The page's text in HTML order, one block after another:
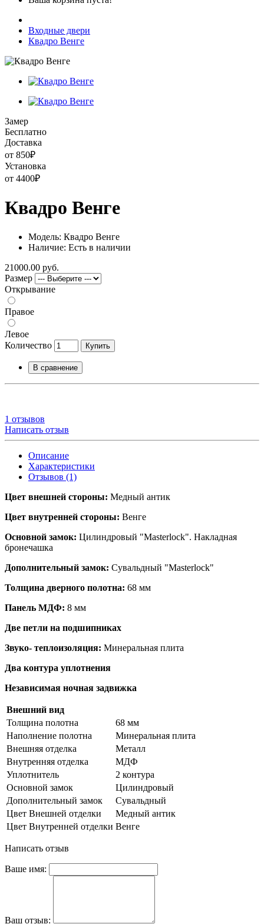
Входные двери
Квадро Венге
Замер
Бесплатно
Доставка
от 850₽
Установка
от 4400₽
Квадро Венге
Модель: Квадро Венге
Наличие: Есть в наличии
21000.00 руб.
Размер
Открывание
Правое
Левое
Количество
Купить
В сравнение
1 отзывов
Написать отзыв
Описание
Характеристики
Отзывов (1)
Цвет внешней стороны: Медный антик
Цвет внутренней стороны: Венге
Основной замок: Цилиндровый "Masterlock". Накладная
бронечашка
Дополнительный замок: Сувальдный "Masterlock"
Толщина дверного полотна: 68 мм
Панель МДФ: 8 мм
Две петли на подшипниках
Звуко- теплоизоляция: Минеральная плита
Два контура уплотнения
Независимая ночная задвижка
Внешний вид
Толщина полотна
68 мм
Наполнение полотна
Минеральная плита
Внешняя отделка
Металл
Внутренняя отделка
МДФ
Уплотнитель
2 контура
Основной замок
Цилиндровый
Дополнительный замок
Сувальдный
Цвет Внешней отделки
Медный антик
Цвет Внутренней отделки Венге
Написать отзыв
Ваше имя:
Ваш отзыв: